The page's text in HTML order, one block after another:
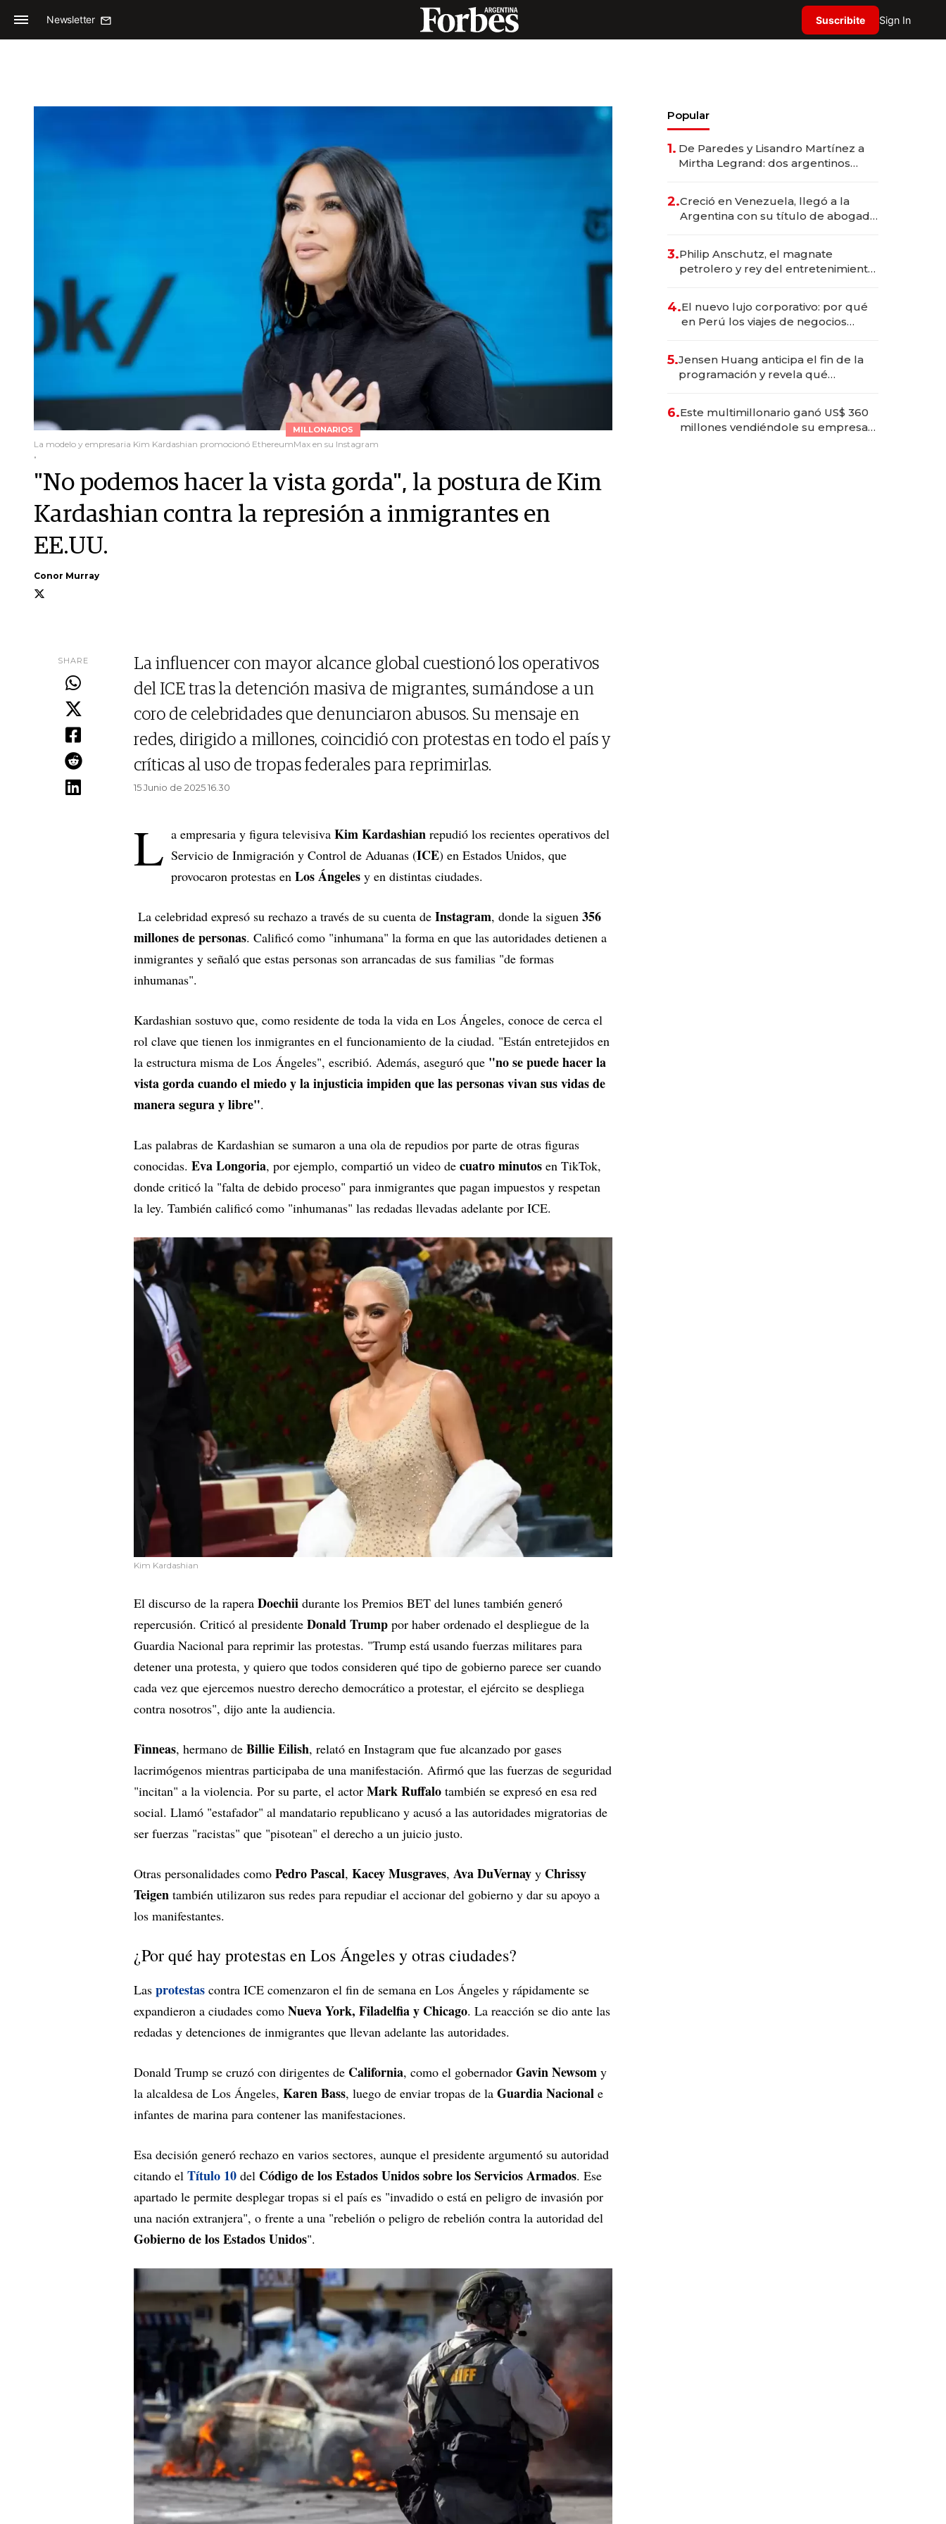
Newsletter Suscribite Sign In
MILLONARIOS
La modelo y empresaria Kim Kardashian promocionó EthereumMax en su Instagram
.
"No podemos hacer la vista gorda", la postura de Kim
Kardashian contra la represión a inmigrantes en
EE.UU.
Conor Murray
SHARE
La influencer con mayor alcance global cuestionó los operativos
del ICE tras la detención masiva de migrantes, sumándose a un
coro de celebridades que denunciaron abusos. Su mensaje en
redes, dirigido a millones, coincidió con protestas en todo el país y
críticas al uso de tropas federales para reprimirlas.
15 Junio de 2025 16.30
L a empresaria y figura televisiva Kim Kardashian repudió los recientes operativos del
Servicio de Inmigración y Control de Aduanas (ICE) en Estados Unidos, que
provocaron protestas en Los Ángeles y en distintas ciudades.
La celebridad expresó su rechazo a través de su cuenta de Instagram, donde la siguen 356
millones de personas. Calificó como "inhumana" la forma en que las autoridades detienen a
inmigrantes y señaló que estas personas son arrancadas de sus familias "de formas
inhumanas".
Kardashian sostuvo que, como residente de toda la vida en Los Ángeles, conoce de cerca el
rol clave que tienen los inmigrantes en el funcionamiento de la ciudad. "Están entretejidos en
la estructura misma de Los Ángeles", escribió. Además, aseguró que "no se puede hacer la
vista gorda cuando el miedo y la injusticia impiden que las personas vivan sus vidas de
manera segura y libre".
Las palabras de Kardashian se sumaron a una ola de repudios por parte de otras figuras
conocidas. Eva Longoria, por ejemplo, compartió un video de cuatro minutos en TikTok,
donde criticó la "falta de debido proceso" para inmigrantes que pagan impuestos y respetan
la ley. También calificó como "inhumanas" las redadas llevadas adelante por ICE.
Kim Kardashian
El discurso de la rapera Doechii durante los Premios BET del lunes también generó
repercusión. Criticó al presidente Donald Trump por haber ordenado el despliegue de la
Guardia Nacional para reprimir las protestas. "Trump está usando fuerzas militares para
detener una protesta, y quiero que todos consideren qué tipo de gobierno parece ser cuando
cada vez que ejercemos nuestro derecho democrático a protestar, el ejército se despliega
contra nosotros", dijo ante la audiencia.
Finneas, hermano de Billie Eilish, relató en Instagram que fue alcanzado por gases
lacrimógenos mientras participaba de una manifestación. Afirmó que las fuerzas de seguridad
"incitan" a la violencia. Por su parte, el actor Mark Ruffalo también se expresó en esa red
social. Llamó "estafador" al mandatario republicano y acusó a las autoridades migratorias de
ser fuerzas "racistas" que "pisotean" el derecho a un juicio justo.
Otras personalidades como Pedro Pascal, Kacey Musgraves, Ava DuVernay y Chrissy
Teigen también utilizaron sus redes para repudiar el accionar del gobierno y dar su apoyo a
los manifestantes.
¿Por qué hay protestas en Los Ángeles y otras ciudades?
Las protestas contra ICE comenzaron el fin de semana en Los Ángeles y rápidamente se
expandieron a ciudades como Nueva York, Filadelfia y Chicago. La reacción se dio ante las
redadas y detenciones de inmigrantes que llevan adelante las autoridades.
Donald Trump se cruzó con dirigentes de California, como el gobernador Gavin Newsom y
la alcaldesa de Los Ángeles, Karen Bass, luego de enviar tropas de la Guardia Nacional e
infantes de marina para contener las manifestaciones.
Esa decisión generó rechazo en varios sectores, aunque el presidente argumentó su autoridad
citando el Título 10 del Código de los Estados Unidos sobre los Servicios Armados. Ese
apartado le permite desplegar tropas si el país es "invadido o está en peligro de invasión por
una nación extranjera", o frente a una "rebelión o peligro de rebelión contra la autoridad del
Gobierno de los Estados Unidos".
Popular
1. De Paredes y Lisandro Martínez a
Mirtha Legrand: dos argentinos
2.Creció en Venezuela, llegó a la
Argentina con su título de abogado
marcas "fast premium"
3.Philip Anschutz, el magnate
petrolero y rey del entretenimiento
4.El nuevo lujo corporativo: por qué
en Perú los viajes de negocios
transformadoras
5.Jensen Huang anticipa el fin de la
programación y revela qué
6.Este multimillonario ganó US$ 360
millones vendiéndole su empresa